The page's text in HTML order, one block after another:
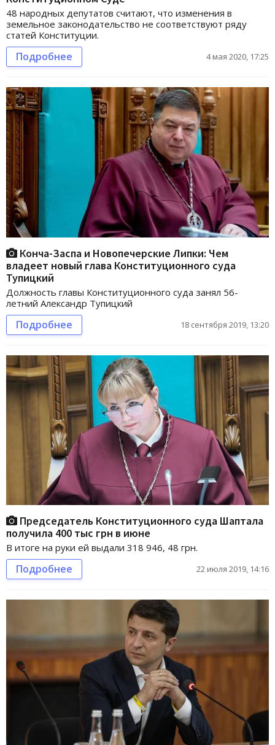
48 народных депутатов считают, что изменения в
земельное законодательство не соответствуют ряду
статей Конституции.
Подробнее 4 мая 2020, 17:25
Конча-Заспа и Новопечерские Липки: Чем
владеет новый глава Конституционного суда
Тупицкий
Должность главы Конституционного суда занял 56-
летний Александр Тупицкий
Подробнее 18 сентября 2019, 13:20
Председатель Конституционного суда Шаптала
получила 400 тыс грн в июне
В итоге на руки ей выдали 318 946, 48 грн.
Подробнее 22 июля 2019, 14:16